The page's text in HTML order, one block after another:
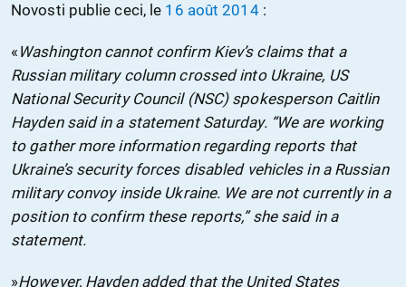
Novosti publie ceci, le 16 août 2014:
« Washington cannot confirm Kiev’s claims that a
Russian military column crossed into Ukraine, US
National Security Council (NSC) spokesperson Caitlin
Hayden said in a statement Saturday. “We are working
to gather more information regarding reports that
Ukraine’s security forces disabled vehicles in a Russian
military convoy inside Ukraine. We are not currently in a
position to confirm these reports,” she said in a
statement.
»However, Hayden added that the United States